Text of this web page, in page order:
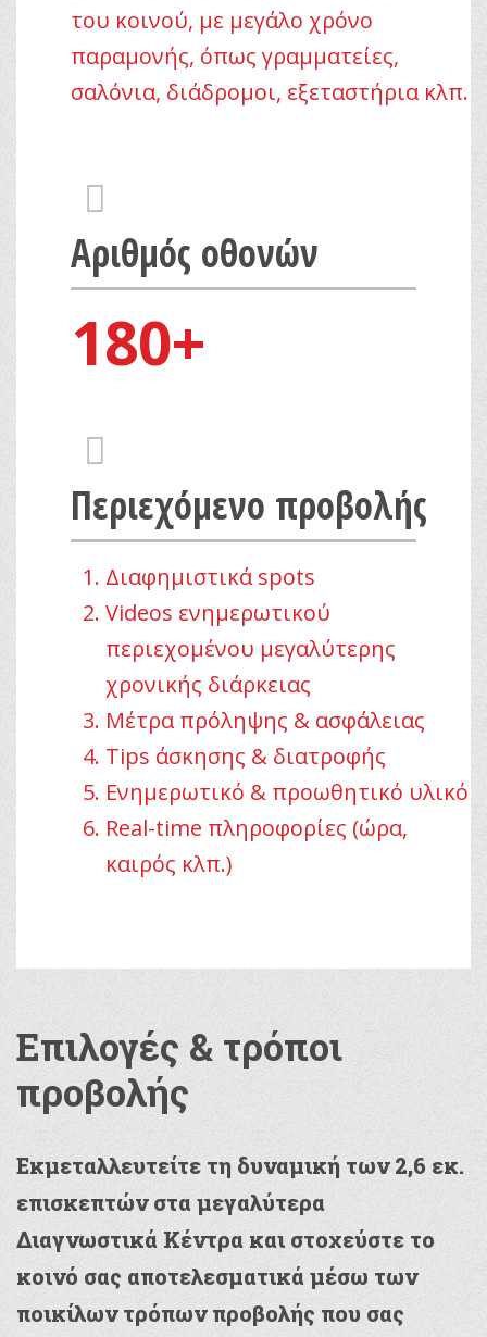
του κοινού, με μεγάλο χρόνο
παραμονής, όπως γραμματείες,
σαλόνια, διάδρομοι, εξεταστήρια κλπ.
desktop
Αριθμός οθονών
180+
Περιεχόμενο προβολής
Διαφημιστικά spots
Videos ενημερωτικού
περιεχομένου μεγαλύτερης
χρονικής διάρκειας
Μέτρα πρόληψης & ασφάλειας
Τips άσκησης & διατροφής
Ενημερωτικό & προωθητικό υλικό
Real-time πληροφορίες (ώρα,
καιρός κλπ.)
Επιλογές & τρόποι
προβολής
Εκμεταλλευτείτε τη δυναμική των 2,6 εκ.
επισκεπτών στα μεγαλύτερα
Διαγνωστικά Κέντρα και στοχεύστε το
κοινό σας αποτελεσματικά μέσω των
ποικίλων τρόπων προβολής που σας